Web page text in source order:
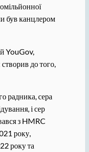
був канцлером
YouGov,
створив до того,
радника, сера
і сер
з HMRC
року,
року та